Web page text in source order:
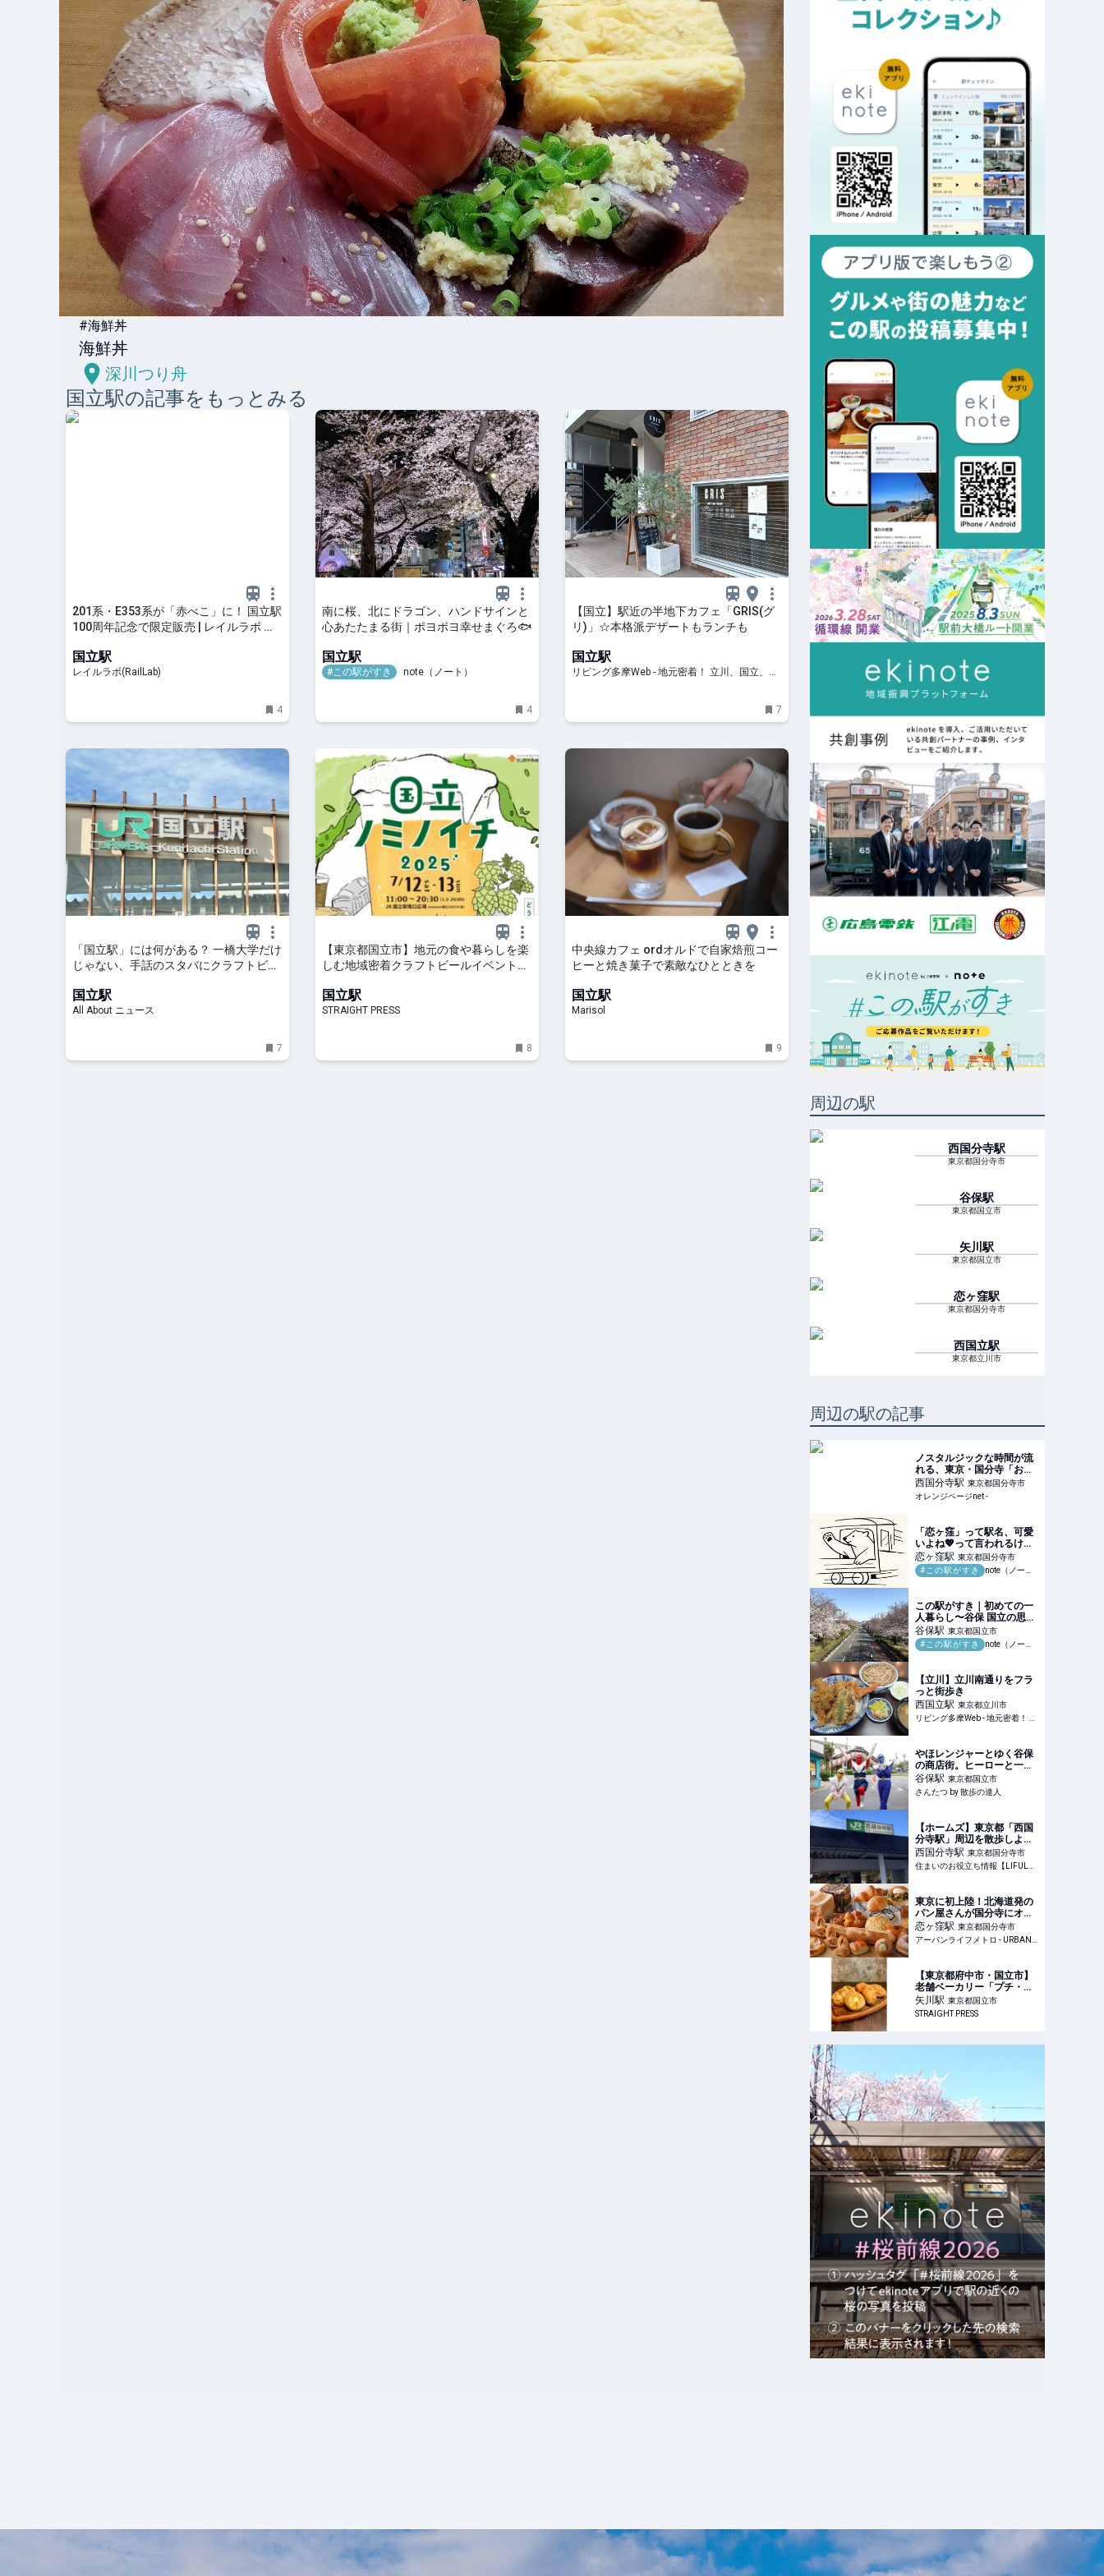
#海鮮丼
海鮮丼
深川つり舟
国立駅の記事をもっとみる
201系・E353系が「赤べこ」に！ 国立駅
100周年記念で限定販売 | レイルラボ ニ
国立駅
レイルラボ(RailLab)
4
南に桜、北にドラゴン、ハンドサインと
心あたたまる街｜ポヨポヨ幸せまぐろ🐟️
国立駅
#この駅がすき note（ノート）
4
【国立】駅近の半地下カフェ「GRIS(グ
リ)」☆本格派デザートもランチも
国立駅
リビング多摩Web - 地元密着！ 立川、国立、八
7
「国立駅」には何がある？ 一橋大学だけ
じゃない、手話のスタバにクラフトビー
国立駅
All About ニュース
7
【東京都国立市】地元の食や暮らしを楽
しむ地域密着クラフトビールイベント
国立駅
STRAIGHT PRESS
8
中央線カフェ ordオルドで自家焙煎コー
ヒーと焼き菓子で素敵なひとときを
国立駅
Marisol
9
周辺の駅
西国分寺駅
東京都国分寺市
谷保駅
東京都国立市
矢川駅
東京都国立市
恋ヶ窪駅
東京都国分寺市
西国立駅
東京都立川市
周辺の駅の記事
ノスタルジックな時間が流
れる、東京・国分寺「お鷹
の道」。 | ご当地＆おでか
けネタ | オレンジページnet
西国分寺駅 東京都国分寺市
オレンジページnet -
「恋ヶ窪」って駅名、可愛
いよね💖って言われるけ
ど、実際は何もなかったあ
の頃の話｜るきべあ🐻音楽
制作×ガジェット
恋ヶ窪駅 東京都国分寺市
#この駅がすき
note（ノート）
この駅がすき｜初めての一
人暮らし〜谷保 国立の思い
出〜｜キンモクスイ
谷保駅 東京都国立市
#この駅がすき
note（ノート）
【立川】立川南通りをフラ
っと街歩き
西国立駅 東京都立川市
リビング多摩Web - 地元密着！ 立川、国立、八王子、昭島ほかのグルメ、イベント、お出かけ、習い事情報
やほレンジャーとゆく谷保
の商店街。ヒーローと一緒
にパトロールしようぜ！｜
さんたつ by 散歩の達人
谷保駅 東京都国立市
さんたつ by 散歩の達人
【ホームズ】東京都「西国
分寺駅」周辺を散歩しよ
う！住民がおすすめの散
歩・ウォーキングスポット
を紹介 | 住まいのお役立ち
西国分寺駅 東京都国分寺市
住まいのお役立ち情報【LIFULL HOME'S】
東京に初上陸！北海道発の
パン屋さんが国分寺にオー
プン！焼きたての食パンや
カリカリなカレーパンがた
まらなく美味い！ | アーバ
LIFE METRO
恋ヶ窪駅 東京都国分寺市
アーバンライフメトロ - URBAN LIFE METRO
【東京都府中市・国立市】
老舗ベーカリー「プチ・ア
ンジュ」、「カレーパング
ランプリ」で8年連続金賞
矢川駅 東京都国立市
STRAIGHT PRESS